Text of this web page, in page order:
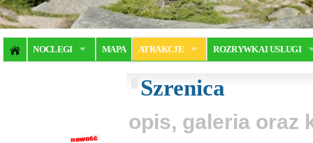
NOCLEGI MAPA ATRAKCJE ROZRYWKA I USŁUGI
Szrenica
opis, galeria oraz